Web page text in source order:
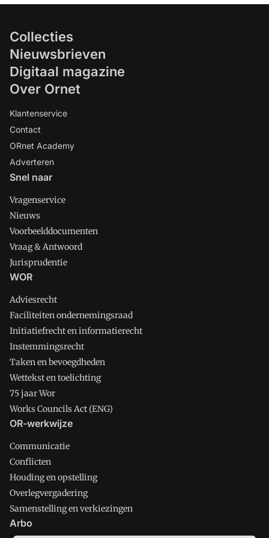
Collecties
Nieuwsbrieven
Digitaal magazine
Over Ornet
Klantenservice
Contact
ORnet Academy
Adverteren
Snel naar
Vragenservice
Nieuws
Voorbeelddocumenten
Vraag & Antwoord
Jurisprudentie
WOR
Adviesrecht
Faciliteiten ondernemingsraad
Initiatiefrecht en informatierecht
Instemmingsrecht
Taken en bevoegdheden
Wettekst en toelichting
75 jaar Wor
Works Councils Act (ENG)
OR-werkwijze
Communicatie
Conflicten
Houding en opstelling
Overlegvergadering
Samenstelling en verkiezingen
Arbo